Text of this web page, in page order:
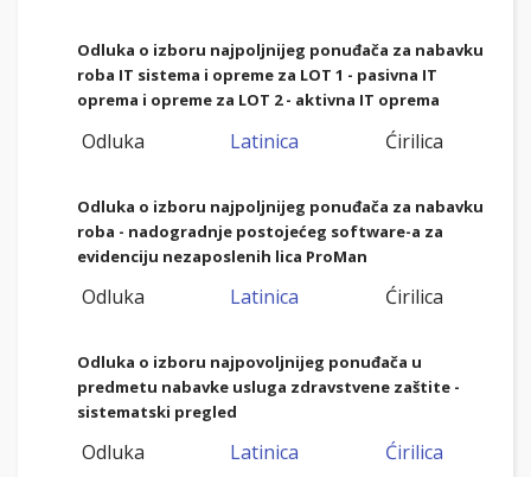
Odluka o izboru najpoljnijeg ponuđača za nabavku
roba IT sistema i opreme za LOT 1 - pasivna IT
oprema i opreme za LOT 2 - aktivna IT oprema
Odluka Latinica Ćirilica
Odluka o izboru najpoljnijeg ponuđača za nabavku
roba - nadogradnje postojećeg software-a za
evidenciju nezaposlenih lica ProMan
Odluka Latinica Ćirilica
Odluka o izboru najpovoljnijeg ponuđača u
predmetu nabavke usluga zdravstvene zaštite -
sistematski pregled
Odluka Latinica Ćirilica